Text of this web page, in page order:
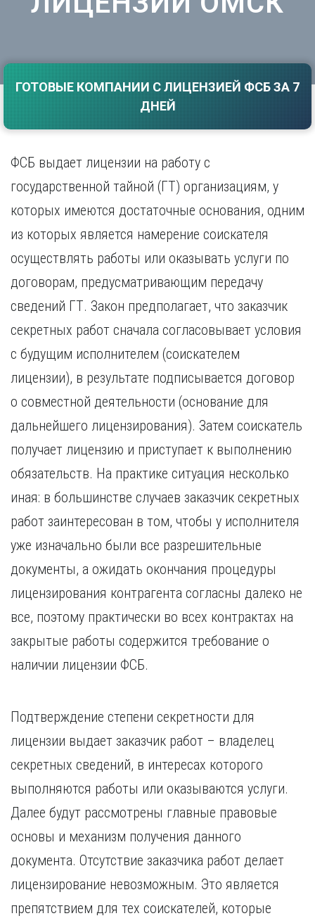
Волгоград
Екатеринбург
И
Иваново
Иркутск
К
Калуга
Кемерово
Краснодар
Красноярск
Курск
Л
Липецк
М
Магнитогорск
Махачкала
Нижний Новгород
Нижний Тагил
Новосибирск
Саратов
Смоленск
Сочи
Ставрополь
Тверь
Томск
Тула
У
Ульяновск
Уфа
Х
Хабаровск
Ч
Чебоксары
Череповец
Чита
Я
Ярославль
ГОТОВЫЕ КОМПАНИИ С ЛИЦЕНЗИЕЙ ФСБ ЗА 7
ДНЕЙ
ФСБ выдает лицензии на работу с
государственной тайной (ГТ) организациям, у
которых имеются достаточные основания, одним
из которых является намерение соискателя
осуществлять работы или оказывать услуги по
договорам, предусматривающим передачу
сведений ГТ. Закон предполагает, что заказчик
секретных работ сначала согласовывает условия
с будущим исполнителем (соискателем
лицензии), в результате подписывается договор
о совместной деятельности (основание для
дальнейшего лицензирования). Затем соискатель
получает лицензию и приступает к выполнению
обязательств. На практике ситуация несколько
иная: в большинстве случаев заказчик секретных
работ заинтересован в том, чтобы у исполнителя
уже изначально были все разрешительные
документы, а ожидать окончания процедуры
лицензирования контрагента согласны далеко не
все, поэтому практически во всех контрактах на
закрытые работы содержится требование о
наличии лицензии ФСБ.
Подтверждение степени секретности для
лицензии выдает заказчик работ – владелец
секретных сведений, в интересах которого
выполняются работы или оказываются услуги.
Далее будут рассмотрены главные правовые
основы и механизм получения данного
документа. Отсутствие заказчика работ делает
лицензирование невозможным. Это является
препятствием для тех соискателей, которые